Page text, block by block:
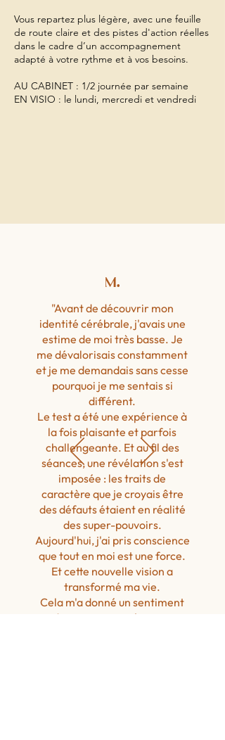
Vous repartez plus légère, avec une feuille
de route claire et des pistes d'action réelles
dans le cadre d’un accompagnement
adapté à votre rythme et à vos besoins.
AU CABINET : 1/2 journée par semaine
EN VISIO : le lundi, mercredi et vendredi
M.
"Avant de découvrir mon
identité cérébrale, j'avais une
estime de moi très basse. Je
me dévalorisais constamment
et je me demandais sans cesse
pourquoi je me sentais si
différent.
Le test a été une expérience à
la fois plaisante et parfois
challengeante. Et au fil des
séances, une révélation s'est
imposée : les traits de
caractère que je croyais être
des défauts étaient en réalité
des super-pouvoirs.
Aujourd'hui, j'ai pris conscience
que tout en moi est une force.
Et cette nouvelle vision a
transformé ma vie.
Cela m'a donné un sentiment
de puissance intérieure.